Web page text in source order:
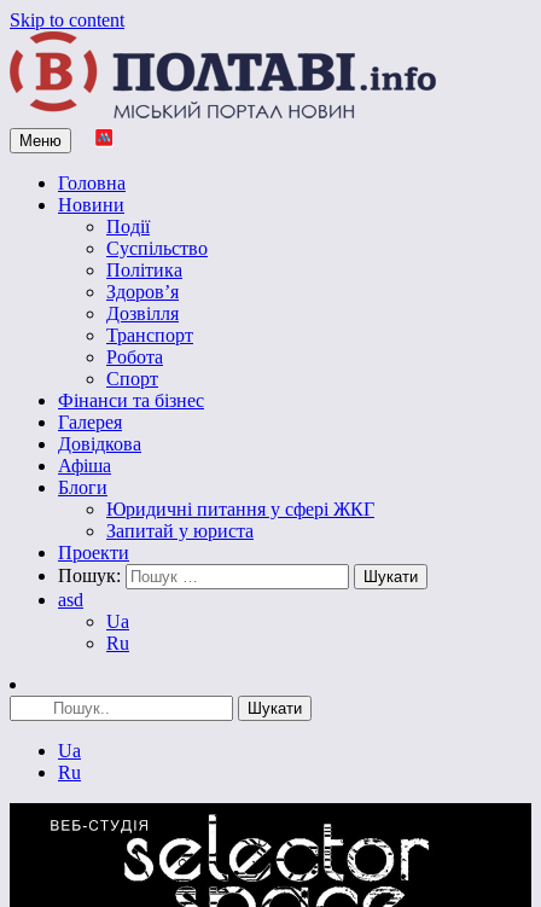
Skip to content
Vpoltave.info
Полтавський портал новин
Меню
Головна
Новини
Події
Суспільство
Політика
Здоров’я
Дозвілля
Транспорт
Робота
Спорт
Фінанси та бізнес
Галерея
Довідкова
Афіша
Блоги
Юридичні питання у сфері ЖКГ
Запитай у юриста
Проекти
Пошук:
asd
Ua
Ru
Ua
Ru